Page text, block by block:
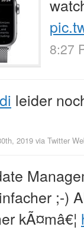
8:27
leider
2019 via Twitter
;-)
kÃ¤mâ€¦